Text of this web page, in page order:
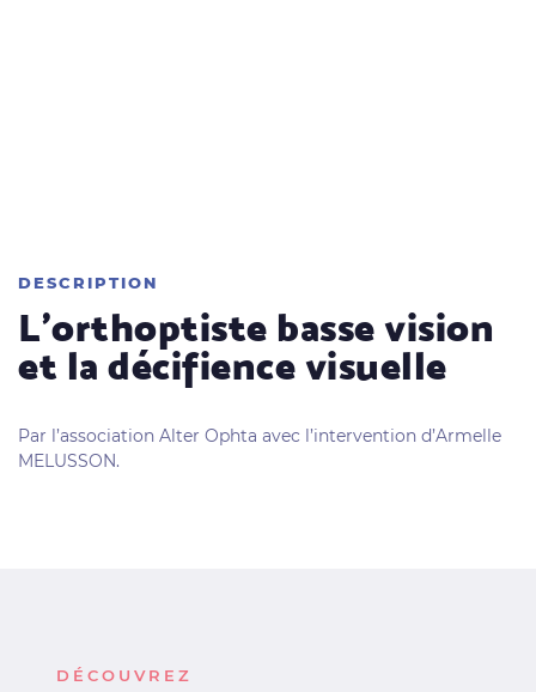
DESCRIPTION
L’orthoptiste basse vision
et la décifience visuelle
Par l’association Alter Ophta avec l’intervention d’Armelle
MELUSSON.
DÉCOUVREZ